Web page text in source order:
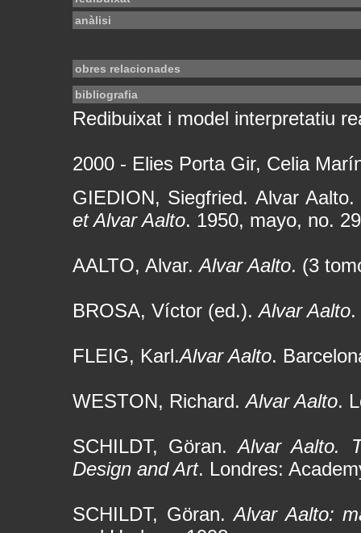
anàlisi
obres relacionades
bibliografia
Redibuixat i model interpretatiu
2000 - Elies Porta Gir, Celia
GIEDION, Siegfried. Alvar
et Alvar Aalto. 1950, mayo, no.
AALTO, Alvar.Alvar Aalto. (3
BROSA, Víctor (ed.).Alvar Aalto
FLEIG, Karl.Alvar Aalto.
WESTON, Richard.Alvar Aalto.
SCHILDT, Göran.Alvar Aalto.
Design and Art. Londres:
SCHILDT, Göran.Alvar Aalto: